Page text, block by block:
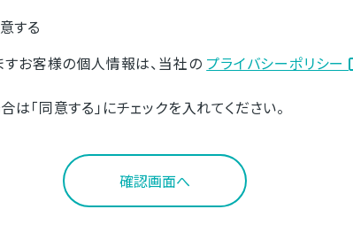
する
お客様の個人情報は、当社の プライバシーポリシー
「同意する」にチェックを入れてください。